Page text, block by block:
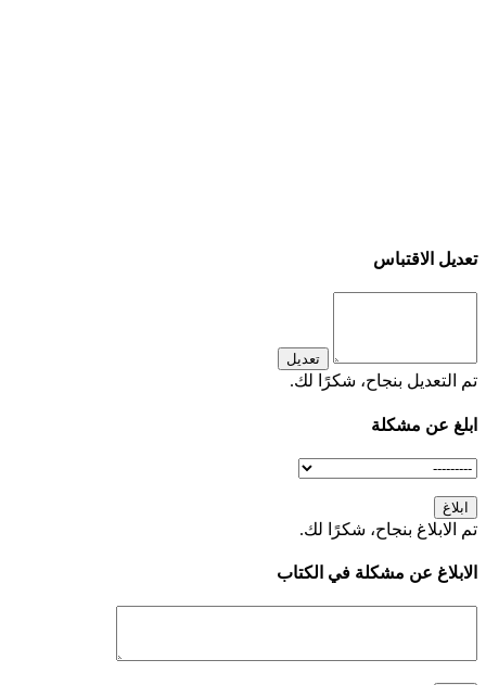
تعديل الاقتباس
تعديل
تم التعديل بنجاح، شكرًا لك.
ابلغ عن مشكلة
ابلاغ
تم الابلاغ بنجاح، شكرًا لك.
الابلاغ عن مشكلة في الكتاب